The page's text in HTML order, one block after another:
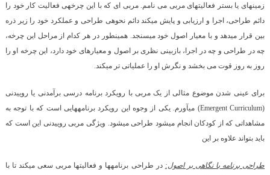
زمینه­ای یا بستر فعالیت­های مربی می نامم. مربی ای که با این چرخه­ی فعالیت کار خود را
دائم طراحی، اجرا و ارزیابی و پایش می­کند دائم نحوه­ی طراحی و عملکرد خود را زیر ذره
بین قرار می­دهد و با معیار اصول خود می­سنجد. همین­طور در هر کدام از مراحل این چرخه،
چه در طراحی و چه در اجرا، بازبینی نظری بر اصول و معیارهای خود دارد، این چرخه او را
روز به روز قوت می بخشد و نگرش او را عملیاتی تر می­کند.
برای عینی شدن موضوع مثالی از یک مربی با رویکرد برنامه درسی برآمدنی یا روییدنی
(Emergent Curriculum) می­آورم. یکی از وجوه این رویکرد برنامه­هایی است که با توجه به
مشاهداتی که از کودکان انجام می­شود طراحی می­شود. ویژگی مربی روییدنی این است که
باید بتواند علاوه بر این
طراحی برنامه با نگاهی بر اصول: در طراحی برنامه­ها و فعالیت­ها مربی سعی می­کند تا با